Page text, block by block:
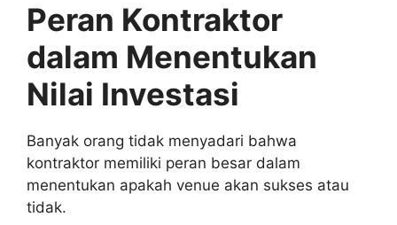
Peran Kontraktor
dalam Menentukan
Nilai Investasi
Banyak orang tidak menyadari bahwa
kontraktor memiliki peran besar dalam
menentukan apakah venue akan sukses atau
tidak.